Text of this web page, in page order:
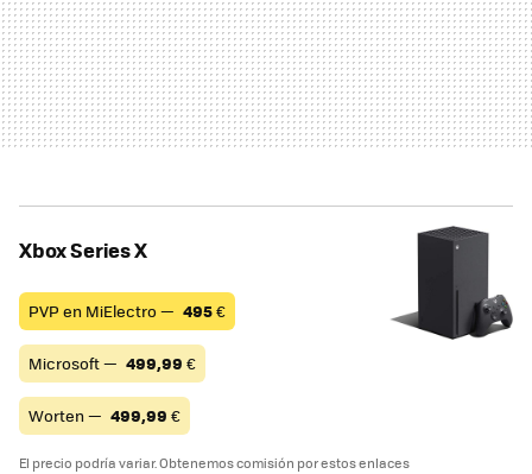
Xbox Series X
PVP en MiElectro — 495€
Microsoft — 499,99 €
Worten — 499,99 €
El precio podría variar. Obtenemos comisión por estos enlaces